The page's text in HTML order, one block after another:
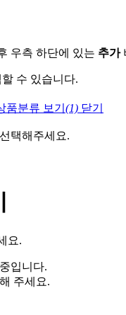
우측 하단에 있는 추가
수 있습니다.
품분류 보기 (1) 닫기
택해주세요.
요.
입니다.
주세요.